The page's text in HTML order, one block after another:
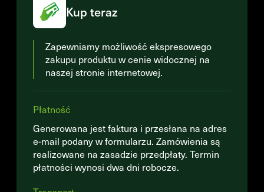
Kup teraz
Zapewniamy możliwość ekspresowego
zakupu produktu w cenie widocznej na
naszej stronie internetowej.
Płatność
Generowana jest faktura i przesłana na adres
e-mail podany w formularzu. Zamówienia są
realizowane na zasadzie przedpłaty. Termin
płatności wynosi dwa dni robocze.